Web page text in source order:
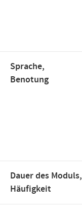
Sprache,
Benotung
Dauer des Moduls,
Häufigkeit